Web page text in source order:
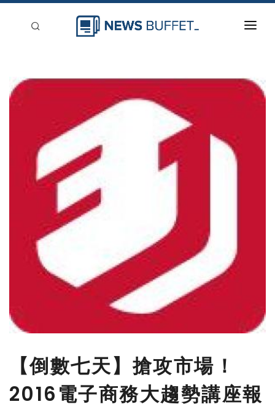
新聞稿分類
【倒數七天】搶攻市場！
2016電子商務大趨勢講座報